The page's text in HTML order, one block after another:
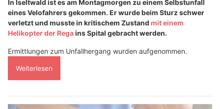
In Iseltwald ist es am Montagmorgen zu einem Selbstunfall
eines Velofahrers gekommen. Er wurde beim Sturz schwer
verletzt und musste in kritischem Zustand mit einem
Helikopter der Regains Spital gebracht werden.
Ermittlungen zum Unfallhergang wurden aufgenommen.
Weiterlesen